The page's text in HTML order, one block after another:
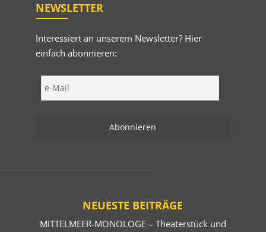
NEWSLETTER
Interessiert an unserem Newsletter? Hier
einfach abonnieren:
NEUESTE BEITRÄGE
MITTELMEER-MONOLOGE – Theaterstück und